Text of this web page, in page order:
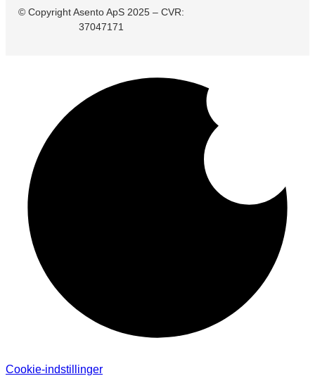
Kontakt os
© Copyright Asento ApS 2025 – CVR:
37047171
Cookie-indstillinger